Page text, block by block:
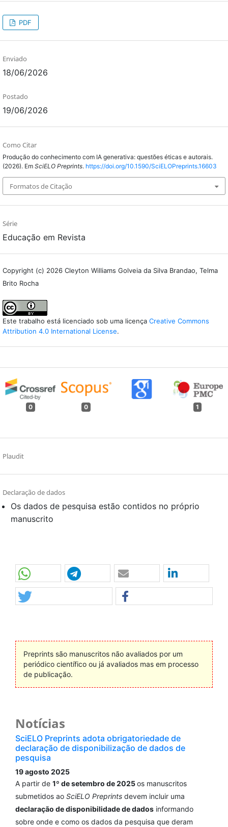
PDF
Enviado
18/06/2026
Postado
19/06/2026
Como Citar
Produção do conhecimento com IA generativa: questões éticas e autorais.
(2026). Em SciELO Preprints. https://doi.org/10.1590/SciELOPreprints.16603
Formatos de Citação
Série
Educação em Revista
Copyright (c) 2026 Cleyton Williams Golveia da Silva Brandao, Telma
Brito Rocha
Este trabalho está licenciado sob uma licença Creative Commons
Attribution 4.0 International License.
0 0 1
Plaudit
Declaração de dados
Os dados de pesquisa estão contidos no próprio
manuscrito
Preprints são manuscritos não avaliados por um
periódico científico ou já avaliados mas em processo
de publicação.
Notícias
SciELO Preprints adota obrigatoriedade de
declaração de disponibilização de dados de
pesquisa
19 agosto 2025
A partir de 1º de setembro de 2025os manuscritos
submetidos ao SciELO Preprints devem incluir uma
declaração de disponibilidade de dados informando
sobre onde e como os dados da pesquisa que deram